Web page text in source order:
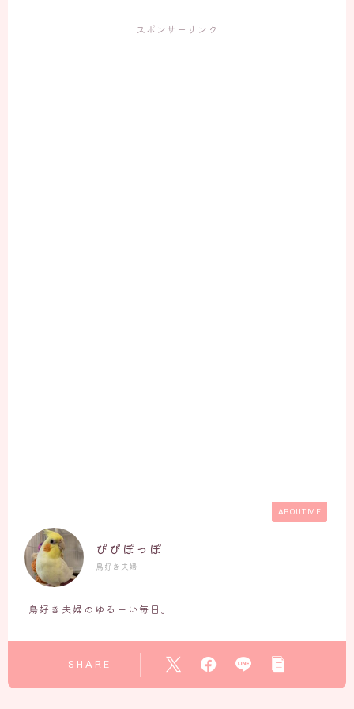
スポンサーリンク
ABOUT ME
ぴぴぽっぽ
鳥好き夫婦
鳥好き夫婦のゆるーい毎日。
SHARE